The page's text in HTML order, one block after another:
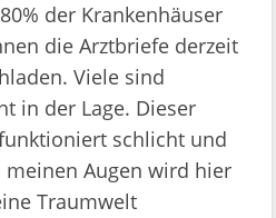
der Krankenhäuser
die Arztbriefe derzeit
Viele sind
in der Lage. Dieser
schlicht und
Augen wird hier
Traumwelt